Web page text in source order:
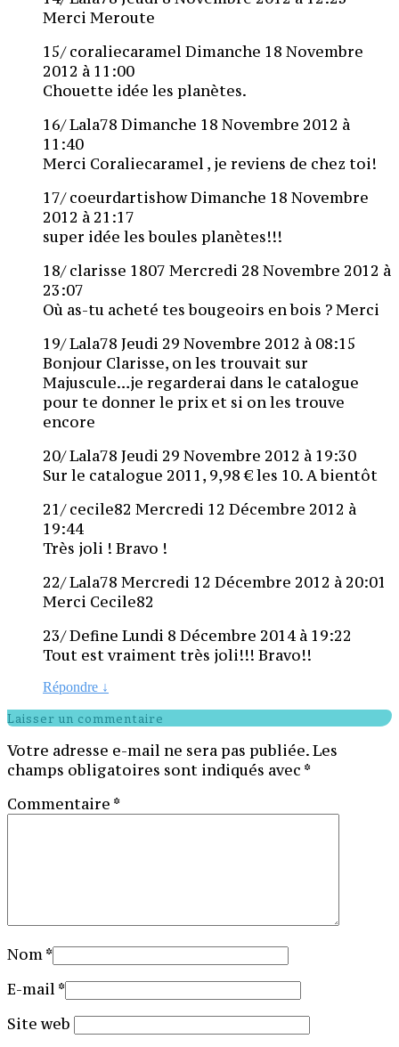
Merci Meroute
15/ coraliecaramel Dimanche 18 Novembre
2012 à 11:00
Chouette idée les planètes.
16/ Lala78 Dimanche 18 Novembre 2012 à
11:40
Merci Coraliecaramel , je reviens de chez toi!
17/ coeurdartishow Dimanche 18 Novembre
2012 à 21:17
super idée les boules planètes!!!
18/ clarisse 1807 Mercredi 28 Novembre 2012 à
23:07
Où as-tu acheté tes bougeoirs en bois ? Merci
19/ Lala78 Jeudi 29 Novembre 2012 à 08:15
Bonjour Clarisse, on les trouvait sur
Majuscule…je regarderai dans le catalogue
pour te donner le prix et si on les trouve
encore
20/ Lala78 Jeudi 29 Novembre 2012 à 19:30
Sur le catalogue 2011, 9,98 € les 10. A bientôt
21/ cecile82 Mercredi 12 Décembre 2012 à
19:44
Très joli ! Bravo !
22/ Lala78 Mercredi 12 Décembre 2012 à 20:01
Merci Cecile82
23/ Define Lundi 8 Décembre 2014 à 19:22
Tout est vraiment très joli!!! Bravo!!
Répondre ↓
Laisser un commentaire
Votre adresse e-mail ne sera pas publiée.Les
champs obligatoires sont indiqués avec *
Commentaire *
Nom*
E-mail *
Site web